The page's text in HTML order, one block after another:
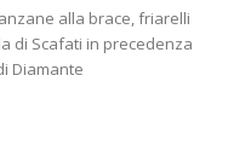
alla brace, friarelli
di Scafati in precedenza
Diamante